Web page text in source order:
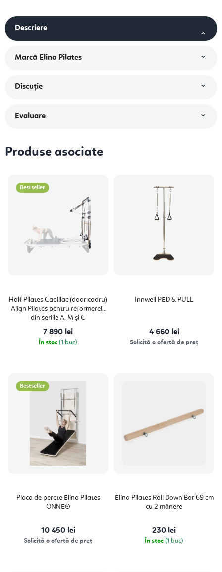
Descriere
Marcă Elina Pilates
Discuţie
Evaluare
Produse asociate
Bestseller
Half Pilates Cadillac (doar cadru)
Align Pilates pentru reformerele
din seriile A, M și C
7 890 lei
În stoc (1 buc)
Innwell PED & PULL
4 660 lei
Solicită o ofertă de preț
Bestseller
Placa de perete Elina Pilates
ONNE®
10 450 lei
Solicită o ofertă de preț
Elina Pilates Roll Down Bar 69 cm
cu 2 mânere
230 lei
În stoc (1 buc)